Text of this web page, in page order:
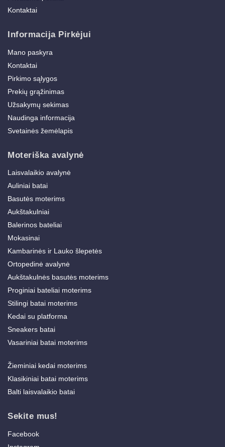
Kontaktai
Informacija Pirkėjui
Mano paskyra
Kontaktai
Pirkimo sąlygos
Prekių grąžinimas
Užsakymų sekimas
Naudinga informacija
Svetainės žemėlapis
Moteriška avalynė
Laisvalaikio avalynė
Auliniai batai
Basutės moterims
Aukštakulniai
Balerinos bateliai
Mokasinai
Kambarinės ir Lauko šlepetės
Ortopedinė avalynė
Aukštakulnės basutės moterims
Proginiai bateliai moterims
Stilingi batai moterims
Kedai su platforma
Sneakers batai
Vasariniai batai moterims
Žieminiai kedai moterims
Klasikiniai batai moterims
Balti laisvalaikio batai
Sekite mus!
Facebook